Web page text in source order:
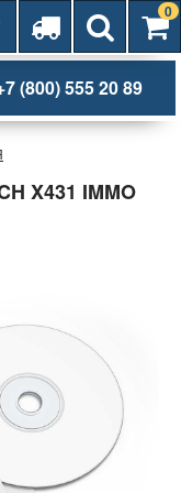
0
(800) 555 20 89
X431 IMMO